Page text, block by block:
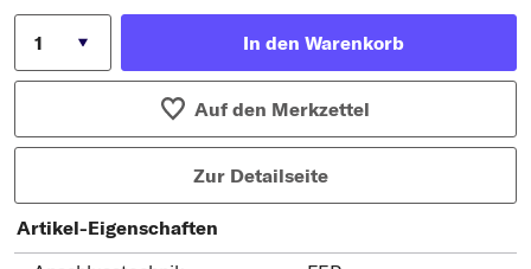
In den Warenkorb
Auf den Merkzettel
Zur Detailseite
Artikel-Eigenschaften